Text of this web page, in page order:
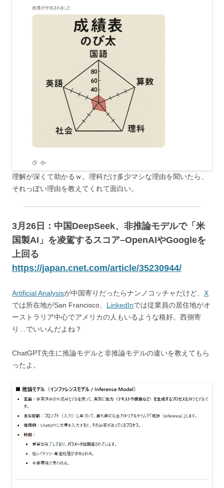
理解が深くて助かるｗ。理科だけ多少マシな理由を聞いたら、
それっぽい理由を教えてくれて面白い。
3月26日：中国DeepSeek、非推論モデルで「米
国製AI」を凌駕するスコア–OpenAIやGoogleを
上回る
https://japan.cnet.com/article/35230944/
Artificial Analysisが中国寄りだったらナンノコッチャだけど、 X
では所在地がSan Francisco、 LinkedInでは従業員の居住地がオ
ーストラリア中心でアメリカの人もいるような格好。西側寄
り…でいいんだよね？
ChatGPT先生に推論モデルと非推論モデルの違いを教えてもら
ったよ。